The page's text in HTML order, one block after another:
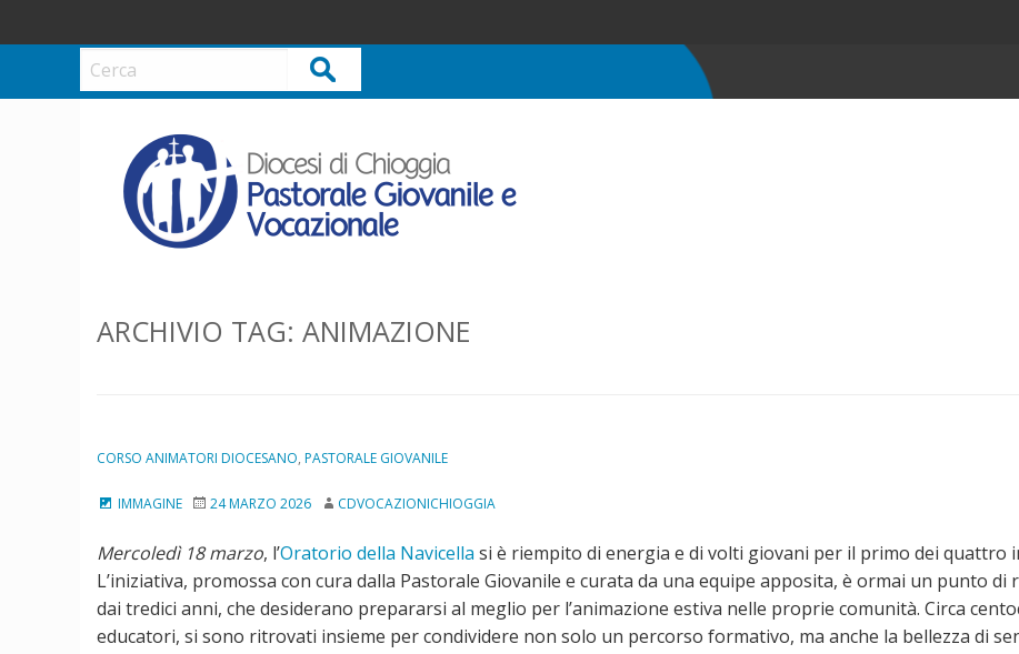
k
p
Cerca
ARCHIVIO TAG: ANIMAZIONE
CORSO ANIMATORI DIOCESANO, PASTORALE GIOVANILE
IMMAGINE 24 MARZO 2026 CDVOCAZIONICHIOGGIA
Mercoledì 18 marzo, l’Oratorio della Navicella si è riempito di energia e di volti giovani per il primo dei quattro
L’iniziativa, promossa con cura dalla Pastorale Giovanile e curata da una equipe apposita, è ormai un punto
dai tredici anni, che desiderano prepararsi al meglio per l’animazione estiva nelle proprie comunità. Circa
educatori, si sono ritrovati insieme per condividere non solo un percorso formativo, ma anche la bellezza di